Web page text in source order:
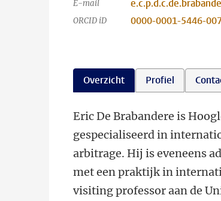
E-mail
ORCID iD 0000-0001-5446-
Overzicht Profiel
Eric De Brabandere is
gespecialiseerd in
arbitrage. Hij is eveneens
met een praktijk in
visiting professor aan de